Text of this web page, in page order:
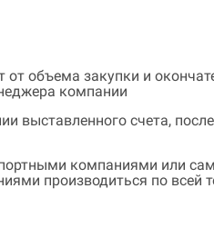
от объема закупки и
компании
выставленного счета,
компаниями или
производиться по всей